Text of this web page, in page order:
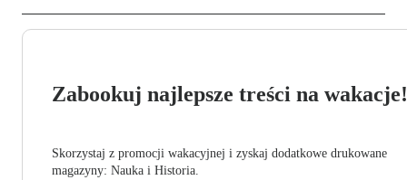
Zabookuj najlepsze treści na wakacje!
Skorzystaj z promocji wakacyjnej i zyskaj dodatkowe drukowane
magazyny: Nauka i Historia.